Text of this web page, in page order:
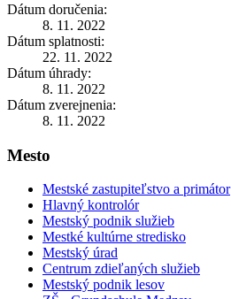
Dátum doručenia:
8. 11. 2022
Dátum splatnosti:
22. 11. 2022
Dátum úhrady:
8. 11. 2022
Dátum zverejnenia:
8. 11. 2022
Mesto
Mestské zastupiteľstvo a primátor
Hlavný kontrolór
Mestský podnik služieb
Mestké kultúrne stredisko
Mestský úrad
Centrum zdieľaných služieb
Mestský podnik lesov